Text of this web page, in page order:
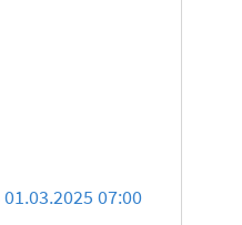
01.03.2025 07:00